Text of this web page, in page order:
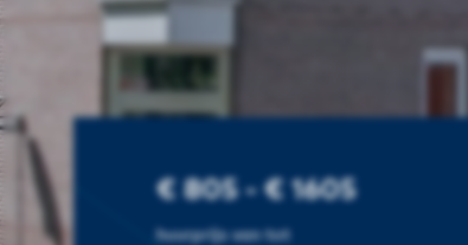
€ 805 - € 1605
huurprijs van tot